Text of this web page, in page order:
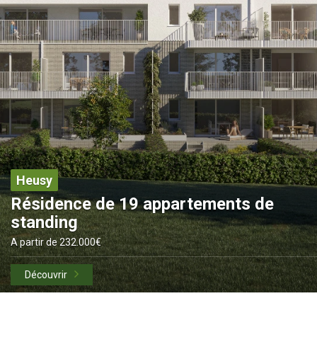
Heusy
Résidence de 19 appartements de
standing
A partir de 232.000€
Découvrir